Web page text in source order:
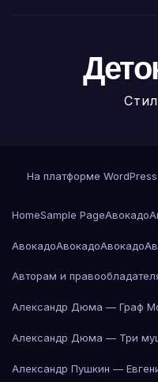
На платформе WordPress
HomeSample PageАвокадо
АвокадоАвокадоАвокадо
Авторам и
Александр Дюма — Граф
Александр Дюма — Три
Александр Пушкин —